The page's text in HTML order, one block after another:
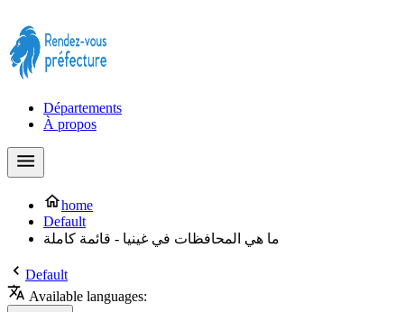
Départements
À propos
home
Default
ما هي المحافظات في غينيا - قائمة كاملة
Default
Available languages: